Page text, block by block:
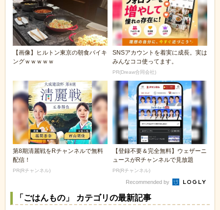
【画像】ヒルトン東京の朝食バイキ
ングｗｗｗｗｗ
SNSアカウントを着実に成長。実は
みんなココ使ってます。
PR(Dreaw合同会社)
第8期清麗戦をRチャンネルで無料
配信！
PR(Rチャンネル)
【登録不要＆完全無料】ウェザーニ
ュースがRチャンネルで見放題
PR(Rチャンネル)
Recommended by
「ごはんもの」 カテゴリの最新記事